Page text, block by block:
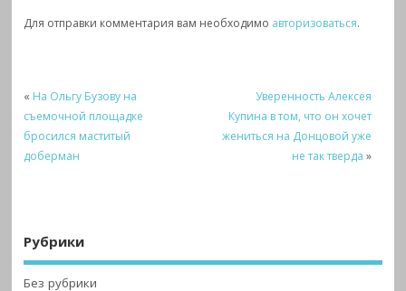
Для отправки комментария вам необходимо авторизоваться.
« На Ольгу Бузову на
съемочной площадке
бросился маститый
доберман
Уверенность Алексея
Купина в том, что он хочет
жениться на Донцовой уже
не так тверда »
Рубрики
Без рубрики